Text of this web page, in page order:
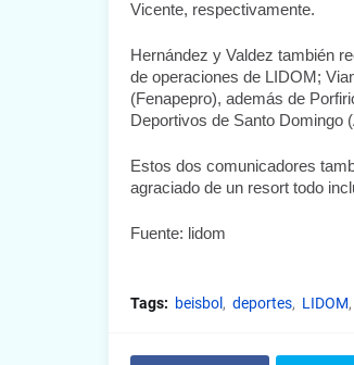
Vicente, respectivamente.
Hernández y Valdez también
de operaciones de LIDOM;
(Fenapepro), además de
Deportivos de Santo Domingo
Estos dos comunicadores
agraciado de un resort todo
Fuente: lidom
Tags: beisbol deportes LIDOM